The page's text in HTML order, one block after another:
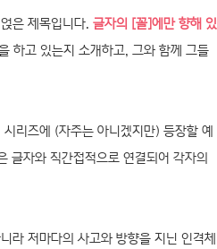
은 제목입니다. 글자의 [꼴]에만 향해 있
하고 있는지 소개하고, 그와 함께 그들
리즈에 (자주는 아니겠지만) 등장할 예
글자와 직간접적으로 연결되어 각자의
라 저마다의 사고와 방향을 지닌 인격체